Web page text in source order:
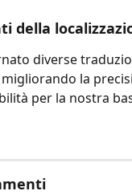
della
diverse
la
per la nostra